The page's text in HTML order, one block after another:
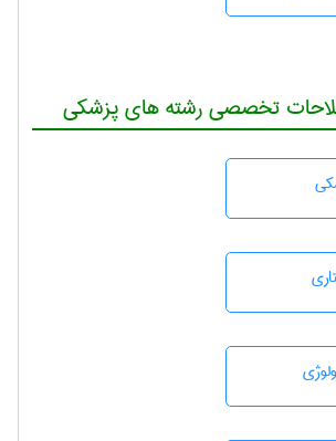
تخصصی رشته های پزشکی